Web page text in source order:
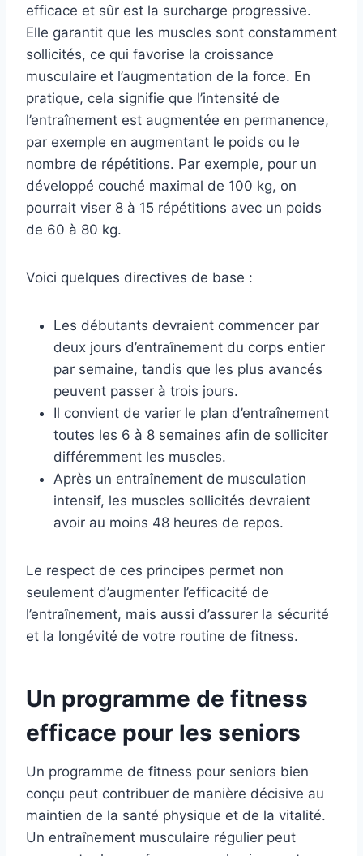
efficace et sûr est la surcharge progressive.
Elle garantit que les muscles sont constamment
sollicités, ce qui favorise la croissance
musculaire et l’augmentation de la force. En
pratique, cela signifie que l’intensité de
l’entraînement est augmentée en permanence,
par exemple en augmentant le poids ou le
nombre de répétitions. Par exemple, pour un
développé couché maximal de 100 kg, on
pourrait viser 8 à 15 répétitions avec un poids
de 60 à 80 kg.
Voici quelques directives de base :
Les débutants devraient commencer par
deux jours d’entraînement du corps entier
par semaine, tandis que les plus avancés
peuvent passer à trois jours.
Il convient de varier le plan d’entraînement
toutes les 6 à 8 semaines afin de solliciter
différemment les muscles.
Après un entraînement de musculation
intensif, les muscles sollicités devraient
avoir au moins 48 heures de repos.
Le respect de ces principes permet non
seulement d’augmenter l’efficacité de
l’entraînement, mais aussi d’assurer la sécurité
et la longévité de votre routine de fitness.
Un programme de fitness
efficace pour les seniors
Un programme de fitness pour seniors bien
conçu peut contribuer de manière décisive au
maintien de la santé physique et de la vitalité.
Un entraînement musculaire régulier peut